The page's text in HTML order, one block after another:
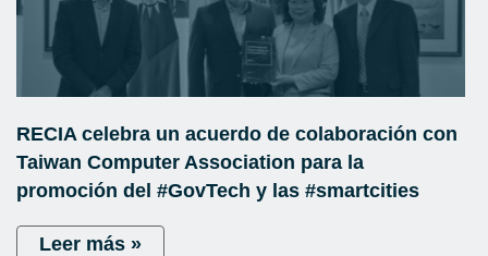
RECIA celebra un acuerdo de colaboración con
Taiwan Computer Association para la
promoción del #GovTech y las #smartcities
Leer más »